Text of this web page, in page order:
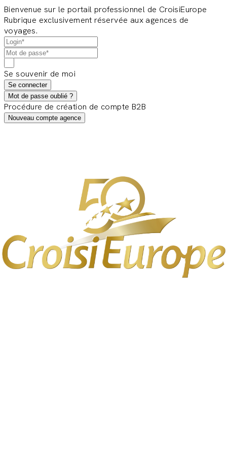
Bienvenue sur le portail professionnel de CroisiEurope
Rubrique exclusivement réservée aux agences de
voyages.
Se souvenir de moi
Se connecter
Mot de passe oublié ?
Procédure de création de compte B2B
Nouveau compte agence